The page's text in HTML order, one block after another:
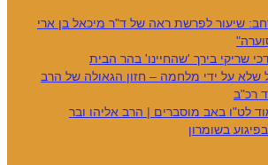
שיעור לפרשת ראה של ד"ר מיכאל בן ארי
שריקי בירך 'שהחיינו' בהר הבית
שלא על ידי מלחמה – חזון הגאולה של הרב
רכ"ב
לט"ו באב מוסברים | הרב אליהו ובר
בשומרון